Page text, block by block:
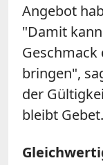
Angebot
"Damit
Geschmack
bringen",
der
bleibt